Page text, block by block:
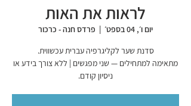
לראות את האות
יום ו׳, 04 בספט׳
  |
פרדס חנה - כרכור
מתאימה למתחילים — שני מפגשים | ללא צורך בידע או
ניסיון קודם.